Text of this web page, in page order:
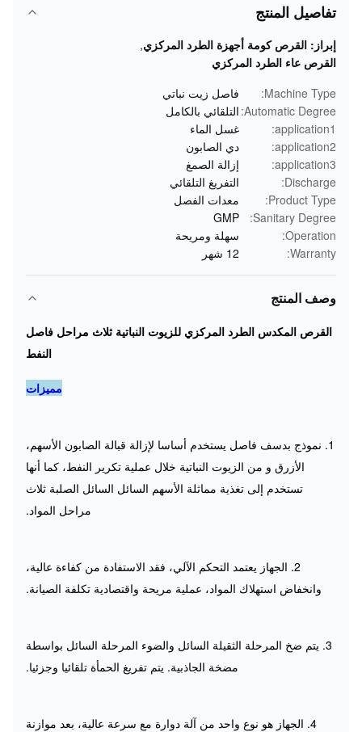
تفاصيل المنتج
إبراز: القرص كومة أجهزة الطرد المركزي,
القرص عاء الطرد المركزي
Machine Type:
فاصل زيت نباتي
Automatic Degree: التلقائي بالكامل
application1:
غسل الماء
application2:
دي الصابون
application3:
إزالة الصمغ
Discharge:
التفريغ التلقائي
Product Type:
معدات الفصل
Sanitary Degree:
GMP
Operation:
سهلة ومريحة
Warranty:
12 شهر
وصف المنتج
القرص المكدس الطرد المركزي للزيوت النباتية ثلاث مراحل فاصل
النفط
مميزات
1. نموذج بدسف فاصل يستخدم أساسا لإزالة قبالة الصابون الأسهم،
الأزرق و من الزيوت النباتية خلال عملية تكرير النفط، كما أنها
تستخدم إلى تغذية مماثلة الأسهم السائل السائل الصلبة ثلاث
مراحل المواد.
2. الجهاز يعتمد التحكم الآلي، فقد الاستفادة من كفاءة عالية،
وانخفاض استهلاك المواد، عملية مريحة واقتصادية تكلفة الصيانة.
3. يتم ضخ المرحلة الثقيلة السائل والضوء المرحلة السائل بواسطة
مضخة الجاذبية. يتم تفريغ الحمأة تلقائيا وجزئيا.
4. الجهاز هو نوع واحد من آلة دوارة مع سرعة عالية، بعد موازنة